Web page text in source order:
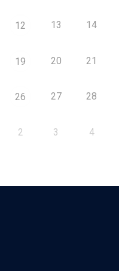
12 13 14
19 20 21
26 27 28
2 3 4